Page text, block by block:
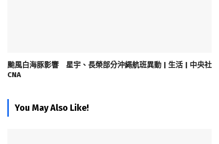
颱風白海豚影響 星宇、長榮部分沖繩航班異動 | 生活 | 中央社
CNA
You May Also Like!